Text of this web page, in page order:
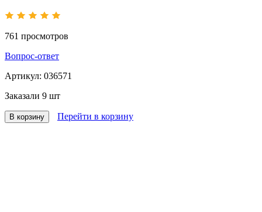
761 просмотров
Вопрос-ответ
Артикул: 036571
Заказали 9 шт
В корзину Перейти в корзину